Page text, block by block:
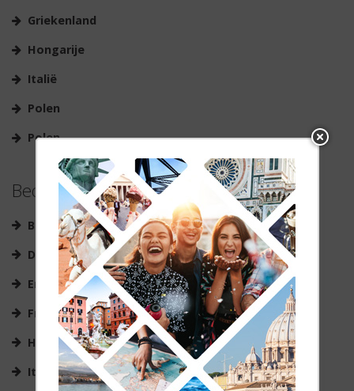
Griekenland
Hongarije
Italië
Polen
Polen
Bedrijfsreizen
België
Duitsland
Engeland
Frankrijk
Hongarije
Italië